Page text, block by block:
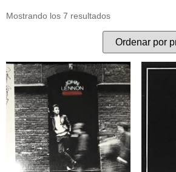
Mostrando los 7 resultados